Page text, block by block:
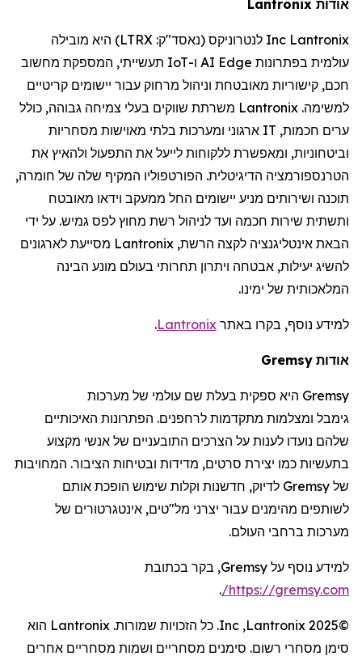
אודות Lantronix
Lantronix
Inc לנטרוניקס (נאסד"ק: LTRX) היא מובילה
עולמית בפתרונות Edge
AI ו-IoT תעשייתי, המספקת מחשוב
חכם, קישוריות מאובטחת וניהול מרחוק עבור יישומים קריטיים
למשימה. Lantronix משרתת שווקים בעלי צמיחה גבוהה, כולל
ערים חכמות, IT ארגוני ומערכות בלתי מאוישות מסחריות
וביטחוניות, ומאפשרת ללקוחות לייעל את התפעול ולהאיץ את
הטרנספורמציה הדיגיטלית. הפורטפוליו המקיף שלה של חומרה,
תוכנה ושירותים מניע יישומים החל ממעקב וידאו מאובטח
ותשתית שירות חכמה ועד לניהול רשת מחוץ לפס גמיש. על ידי
הבאת אינטליגנציה לקצה הרשת, Lantronix מסייעת לארגונים
להשיג יעילות, אבטחה ויתרון תחרותי בעולם מונע הבינה
המלאכותית של ימינו.
למידע נוסף, בקרו באתר Lantronix
.
אודות Gremsy
Gremsy היא ספקית בעלת שם עולמי של מערכות
גימבל ומצלמות מתקדמות לרחפנים. הפתרונות האיכותיים
שלהם נועדו לענות על הצרכים התובעניים של אנשי מקצוע
בתעשיות כמו יצירת סרטים, מדידות ובטיחות הציבור. המחויבות
של Gremsy לדיוק, חדשנות וקלות שימוש הופכת אותם
לשותפים מהימנים עבור יצרני מל"טים, אינטגרטורים של
מערכות ברחבי העולם.
למידע נוסף על Gremsy, בקר בכתובת
https://gremsy.com
/
.
©2025
Lantronix
,
Inc. כל הזכויות שמורות. Lantronix הוא
סימן מסחרי רשום. סימנים מסחריים ושמות מסחריים אחרים